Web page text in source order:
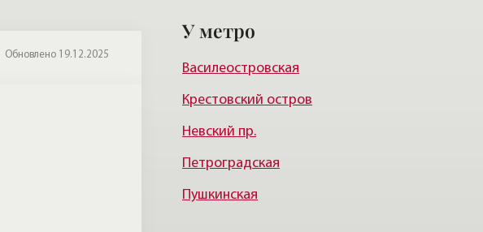
Василеостровский район
Московский район
Курортный район
У метро
Василеостровская
Крестовский остров
Невский пр.
Петроградская
Пушкинская
Обновлено 19.12.2025